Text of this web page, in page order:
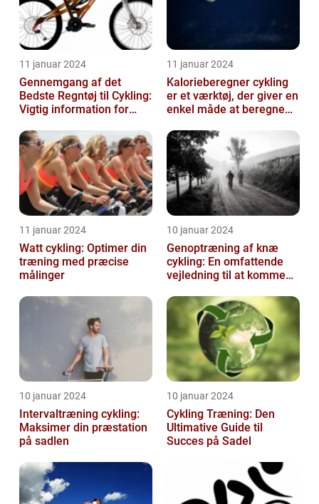
11 januar 2024
Gennemgang af det
Bedste Regntøj til Cykling:
Vigtig information for
Fritidsentusiaster
11 januar 2024
Kalorieberegner cykling
er et værktøj, der giver en
enkel måde at beregne
mængde k...
11 januar 2024
Watt cykling: Optimer din
træning med præcise
målinger
10 januar 2024
Genoptræning af knæ
cykling: En omfattende
vejledning til at komme
10 januar 2024
Intervaltræning cykling:
Maksimer din præstation
på sadlen
10 januar 2024
Cykling Træning: Den
Ultimative Guide til
Succes på Sadel